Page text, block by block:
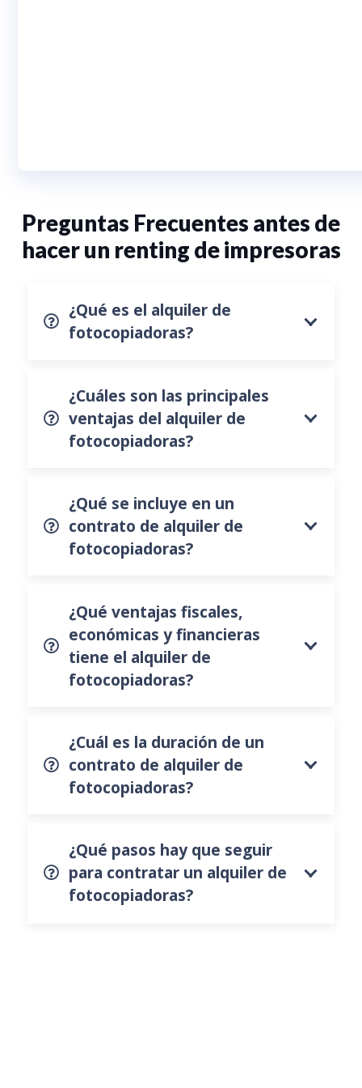
Preguntas Frecuentes antes de
hacer un renting de impresoras
¿Qué es el alquiler de
fotocopiadoras?
¿Cuáles son las principales
ventajas del alquiler de
fotocopiadoras?
¿Qué se incluye en un
contrato de alquiler de
fotocopiadoras?
¿Qué ventajas fiscales,
económicas y financieras
tiene el alquiler de
fotocopiadoras?
¿Cuál es la duración de un
contrato de alquiler de
fotocopiadoras?
¿Qué pasos hay que seguir
para contratar un alquiler de
fotocopiadoras?